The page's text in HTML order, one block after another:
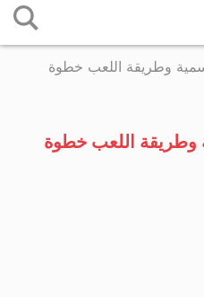
إلى
المحتوىوطريقة اللعب خطوة
وطريقة اللعب خطوة